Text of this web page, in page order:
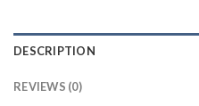
DESCRIPTION
REVIEWS (0)